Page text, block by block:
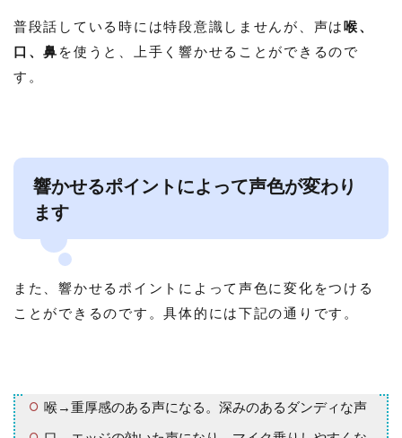
普段話している時には特段意識しませんが、声は喉、
口、鼻 を使うと、上手く響かせることができるので
す。
響かせるポイントによって声色が変わり
ます
また、響かせるポイントによって声色に変化をつける
ことができるのです。具体的には下記の通りです。
喉→重厚感のある声になる。深みのあるダンディな声